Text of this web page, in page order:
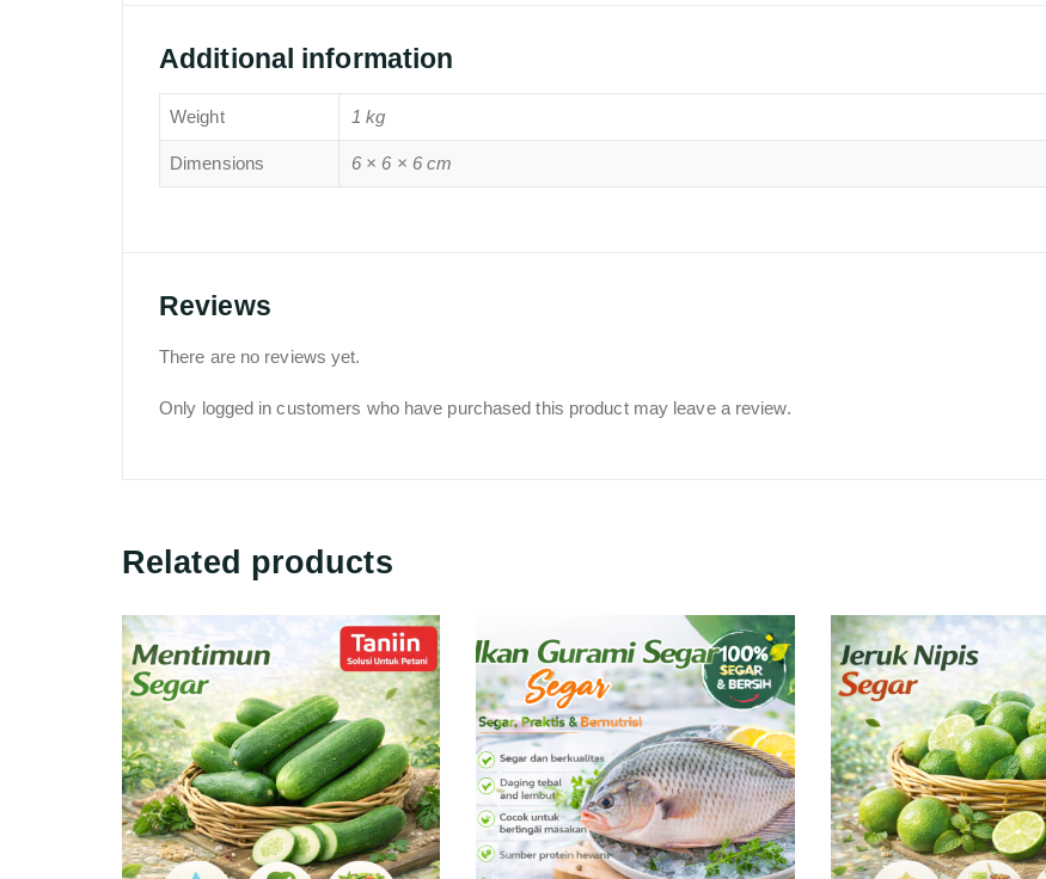
Additional information
Weight 1 kg
Dimensions 6 × 6 × 6 cm
Reviews
There are no reviews yet.
Only logged in customers who have purchased this product may leave a review.
Related products